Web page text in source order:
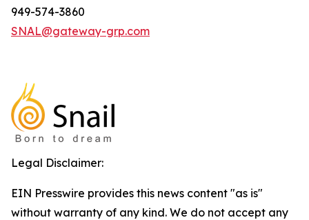
949-574-3860
SNAL@gateway-grp.com
Legal Disclaimer:
EIN Presswire provides this news content "as is"
without warranty of any kind. We do not accept any